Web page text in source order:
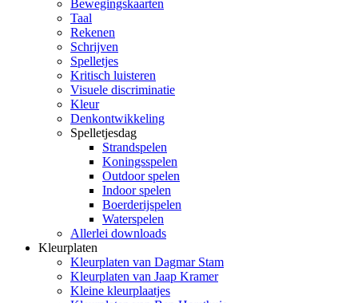
Bewegingskaarten
Taal
Rekenen
Schrijven
Spelletjes
Kritisch luisteren
Visuele discriminatie
Kleur
Denkontwikkeling
Spelletjesdag
Strandspelen
Koningsspelen
Outdoor spelen
Indoor spelen
Boerderijspelen
Waterspelen
Allerlei downloads
Kleurplaten
Kleurplaten van Dagmar Stam
Kleurplaten van Jaap Kramer
Kleine kleurplaatjes